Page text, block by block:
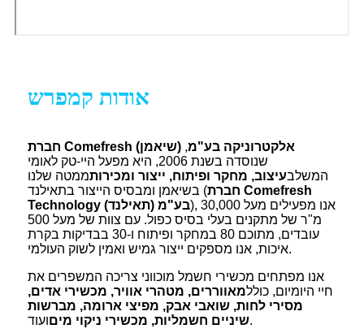
אודות קמפרש
חברת Comefresh (שיאמן) אלקטרוניקה בע"מ,
שנוסדה בשנת 2006, היא מפעל היי-טק לאומי
המשלבעיצוב, מחקר ופיתוח, ייצור ומכירותממטה שלנו
בשיאמן ומבסיס הייצור בתאילנד (חברת Comefresh
Technology (תאילנד) בע"מ), אנו מפעילים מעל 30,000
מ"ר של מתקנים בעלי בסיס כפול. עם צוות של מעל 500
עובדים, מתוכם 80 במחקר ופיתוח ו-30 בבדיקות בקרת
איכות, אנו מספקים ייצור גמיש ואמין לשוק העולמי.
אנו מפתחים מכשירי חשמל מוכווני צריכה המשפרים את
חיי היומיום, כוללמאווררים, מטהרי אוויר, מכשירי אדים,
מסירי לחות, שואבי אבק, מפיצי ארומה, מברשות
שיניים חשמליות, מכשירי ניקוי מיםועוד.